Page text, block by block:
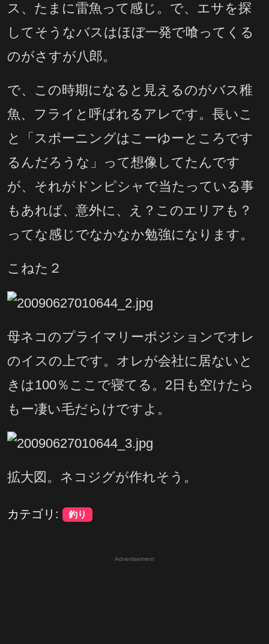
ス、たまに雷魚って感じ。で、エサを探
してそうなバスはほぼ一発で喰ってくる
のがさすが八郎。
で、この時期になると見えるのがバス稚
魚、フライと呼ばれるアレです。長いこ
と「スポーニングはこーゆーところです
るんだろうな」って想像してたんです
が、それがドンピシャで当たっている事
もあれば、意外に、え？このエリアも？
ってな感じでなかなか勉強になります。
こねた２
母ネコのプライマリーポジションでオレ
のイスの上です。オレが会社に居ないと
きは100％ここで寝てる。2日も空けたら
もー凄い毛だらけですよ。
拡大図。ネコジグが作れそう。
カテゴリ: 釣り
Advertisement